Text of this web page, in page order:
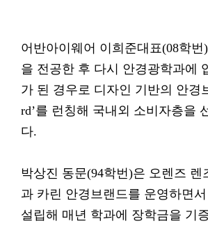
어반아이웨어 이희준대표(08학번
을 전공한 후 다시 안경광학과에
가 된 경우로 디자인 기반의 안경
rd’를 런칭해 국내외 소비자층을
다.
박상진 동문(94학번)은 오렌즈 렌
과 카린 안경브랜드를 운영하면
설립해 매년 학과에 장학금을 기